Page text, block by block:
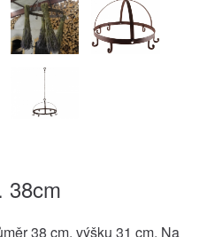
38cm
38 cm, výšku 31 cm. Na